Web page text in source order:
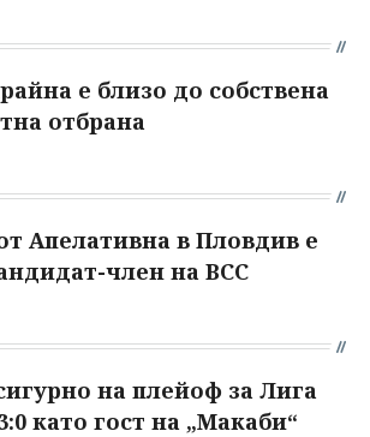
е близо до собствена
отбрана
Апелативна в Пловдив е
член на ВСС
на плейоф за Лига
като гост на „Макаби“